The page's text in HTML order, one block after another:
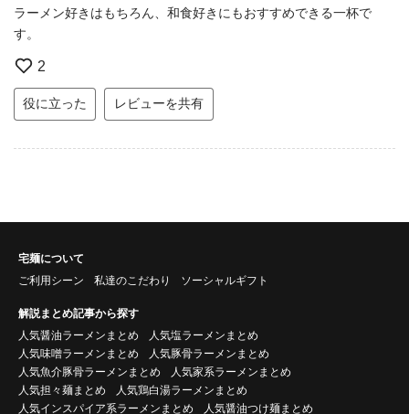
ラーメン好きはもちろん、和食好きにもおすすめできる一杯で
す。
2
役に立った レビューを共有
宅麺について
ご利用シーン
私達のこだわり ソーシャルギフト
解説まとめ記事から探す
人気醤油ラーメンまとめ
人気塩ラーメンまとめ
人気味噌ラーメンまとめ
人気豚骨ラーメンまとめ
人気魚介豚骨ラーメンまとめ
人気家系ラーメンまとめ
人気担々麺まとめ
人気鶏白湯ラーメンまとめ
人気インスパイア系ラーメンまとめ
人気醤油つけ麺まとめ